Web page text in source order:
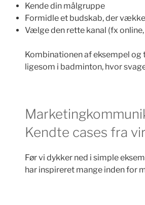
Kende din målgruppe
Formidle et budskab, der
Vælge den rette kanal (fx
Kombinationen af eksempel og
ligesom i badminton, hvor
Kendte cases fra
Før vi dykker ned i simple
har inspireret mange inden for